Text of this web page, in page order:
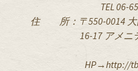
TEL 06-
住 所：〒550-0014 大
16-17 アメニ
HP→http://